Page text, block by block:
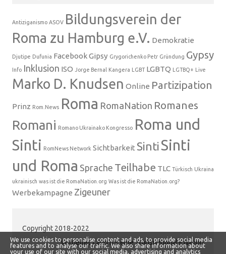
Antiziganismo ASOV Bildungsverein der
Roma zu Hamburg e.V. Demokratie
Djutipe Dufunia FacebookGipsy Grygorichenko Petr Gründung Gypsy
Info Inklusion ISO Jorge Bernal Kangera LGBT LGBTQ LGTBQ+ Live
Marko D. Knudsen Online Partizipation
Prinz Rom.News Roma RomaNation Romanes
Romani Romano Ukrainako Kongresso Roma und
Sinti RomNews Network Sichtbarkeit SintiSinti
und Roma Sprache Teilhabe TLC Türkisch Ukraina
ukrainisch was ist die RomaNation.org Was ist die RomaNation.org?
Werbekampagne Zigeuner
Copyright 2018-2022
Virtuelles Land für eine Transnationale Nation
We use cookies to personalise content and ads, to provide social media
features and to analyse our traffic. We also share information about
your use of our site with our social media, advertising and analytics